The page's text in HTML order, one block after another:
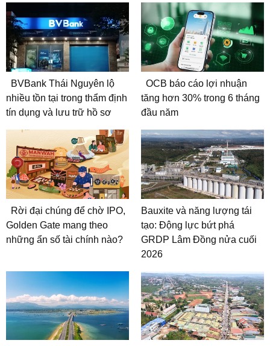
BVBank Thái Nguyên lộ
nhiều tồn tại trong thẩm định
tín dụng và lưu trữ hồ sơ
OCB báo cáo lợi nhuận
tăng hơn 30% trong 6 tháng
đầu năm
Rời đại chúng để chờ IPO,
Golden Gate mang theo
những ẩn số tài chính nào?
Bauxite và năng lượng tái
tạo: Động lực bứt phá
GRDP Lâm Đồng nửa cuối
2026